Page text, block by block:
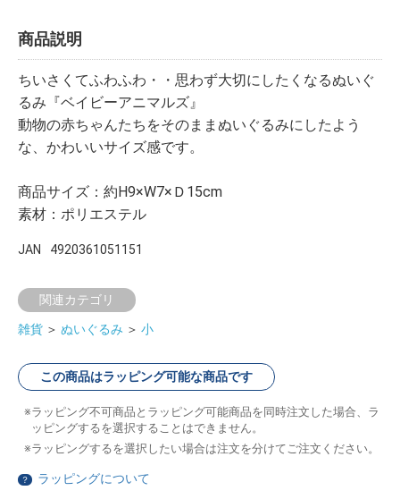
商品説明
ちいさくてふわふわ・・思わず大切にしたくなるぬいぐ
るみ『ベイビーアニマルズ』
動物の赤ちゃんたちをそのままぬいぐるみにしたよう
な、かわいいサイズ感です。
商品サイズ：約H9×W7×Ｄ15cm
素材：ポリエステル
JAN 4920361051151
関連カテゴリ
雑貨 ＞ ぬいぐるみ ＞ 小
この商品はラッピング可能な商品です
ラッピング不可商品とラッピング可能商品を同時注文した場合、ラ
ッピングするを選択することはできません。
ラッピングするを選択したい場合は注文を分けてご注文ください。
？ ラッピングについて
ーター